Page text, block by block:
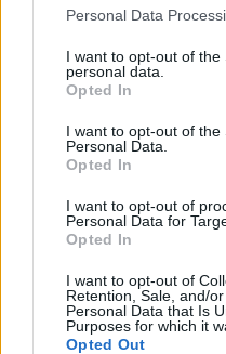
Please note that this
not limited to your visit or
grant or deny consent to
use your data for below
consent section.
Personal Data
I want to opt-out of the
personal data.
Opted In
I want to opt-out of the
Personal Data.
Opted In
I want to opt-out of
Personal Data for
Opted In
I want to opt-out of
Retention, Sale, and/
Personal Data that Is
Purposes for which it
Opted Out
Bicske